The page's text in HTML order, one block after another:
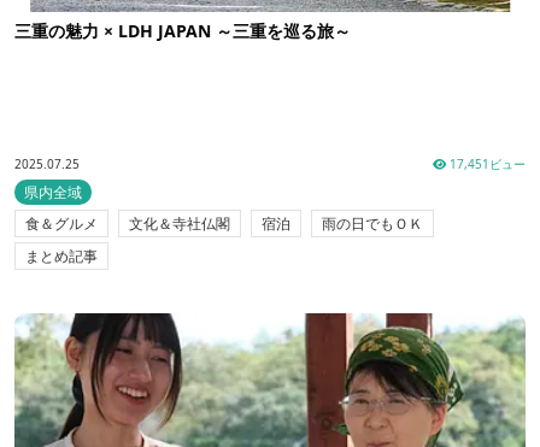
三重の魅力 × LDH JAPAN ～三重を巡る旅～
2025.07.25 17,451ビュー
県内全域
食＆グルメ
文化＆寺社仏閣 宿泊
雨の日でもＯＫ
まとめ記事